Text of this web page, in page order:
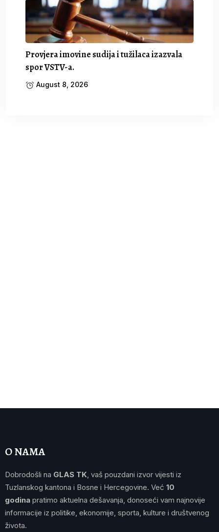
Provjera imovine sudija i tužilaca izazvala
spor VSTV-a.
August 8, 2026
O NAMA
Dobrodošli na GLAS TK , vaš pouzdani izvor vijesti iz
Tuzlanskog kantona i Bosne i Hercegovine. Već 10
godina pratimo aktuelna dešavanja, donoseći vam najnovije
informacije iz politike, ekonomije, sporta, kulture i društvenog
života.